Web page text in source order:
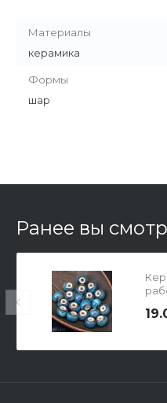
Материалы
керамика
Формы
шар
Ранее вы